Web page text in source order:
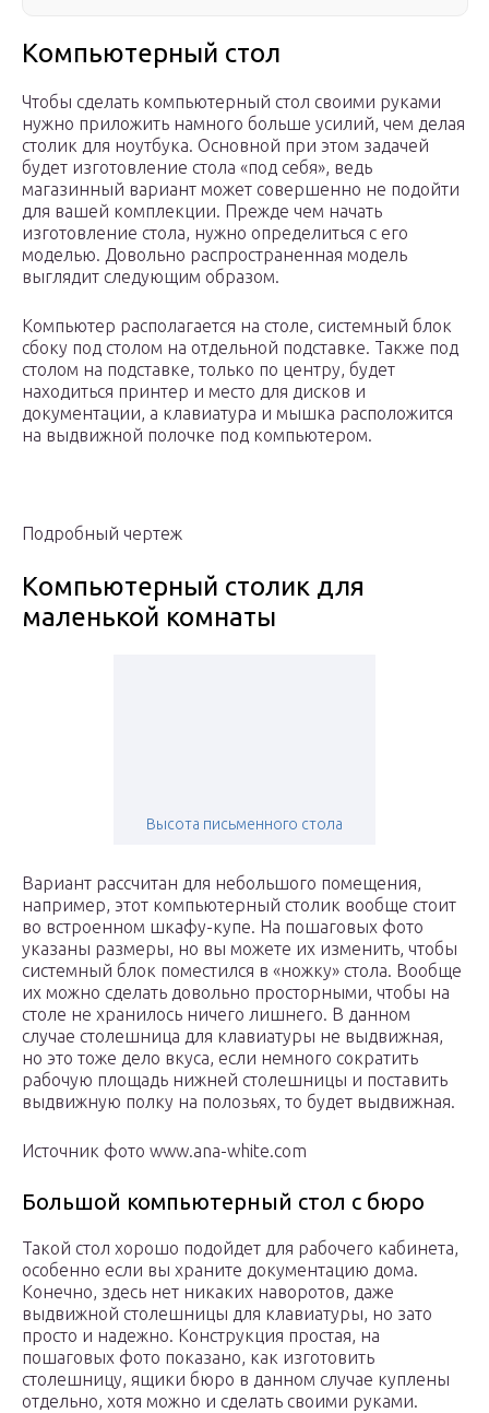
Компьютерный стол
Чтобы сделать компьютерный стол своими руками
нужно приложить намного больше усилий, чем делая
столик для ноутбука. Основной при этом задачей
будет изготовление стола «под себя», ведь
магазинный вариант может совершенно не подойти
для вашей комплекции. Прежде чем начать
изготовление стола, нужно определиться с его
моделью. Довольно распространенная модель
выглядит следующим образом.
Компьютер располагается на столе, системный блок
сбоку под столом на отдельной подставке. Также под
столом на подставке, только по центру, будет
находиться принтер и место для дисков и
документации, а клавиатура и мышка расположится
на выдвижной полочке под компьютером.
Подробный чертеж
Компьютерный столик для
маленькой комнаты
Высота письменного стола
Вариант рассчитан для небольшого помещения,
например, этот компьютерный столик вообще стоит
во встроенном шкафу-купе. На пошаговых фото
указаны размеры, но вы можете их изменить, чтобы
системный блок поместился в «ножку» стола. Вообще
их можно сделать довольно просторными, чтобы на
столе не хранилось ничего лишнего. В данном
случае столешница для клавиатуры не выдвижная,
но это тоже дело вкуса, если немного сократить
рабочую площадь нижней столешницы и поставить
выдвижную полку на полозьях, то будет выдвижная.
Источник фото www.ana-white.com
Большой компьютерный стол с бюро
Такой стол хорошо подойдет для рабочего кабинета,
особенно если вы храните документацию дома.
Конечно, здесь нет никаких наворотов, даже
выдвижной столешницы для клавиатуры, но зато
просто и надежно. Конструкция простая, на
пошаговых фото показано, как изготовить
столешницу, ящики бюро в данном случае куплены
отдельно, хотя можно и сделать своими руками.